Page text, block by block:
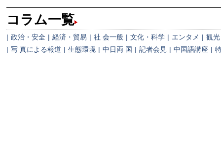
コラム一覧
| 政治・安全 | 経済・貿易 | 社 会一般 | 文化・科学 | エンタメ | 観光
| 写 真による報道 | 生態環境 | 中日両 国 | 記者会見 | 中国語講座 |